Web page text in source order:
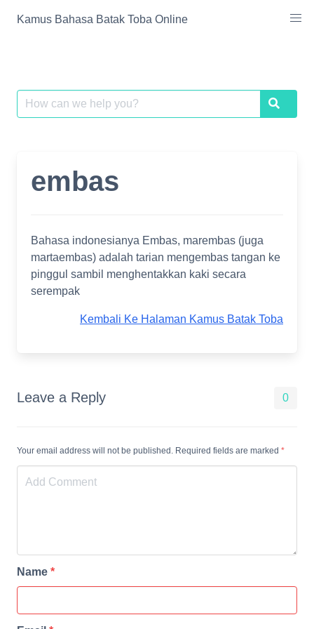
Kamus Bahasa Batak Toba Online
Search
for:
Search
embas
Bahasa indonesianya Embas, marembas (juga
martaembas) adalah tarian mengembas tangan ke
pinggul sambil menghentakkan kaki secara
serempak
Kembali Ke Halaman Kamus Batak Toba
Leave a Reply 0
Your email address will not be published. Required fields are marked *
Name *